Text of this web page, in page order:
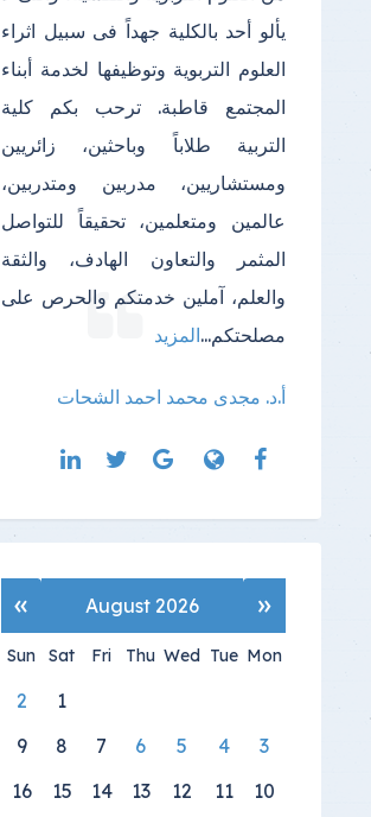
يألو أحد بالكلية جهداً فى سبيل اثراء
العلوم التربوية وتوظيفها لخدمة أبناء
المجتمع قاطبة. ترحب بكم كلية
التربية طلاباً وباحثين، زائريين
ومستشاريين، مدربين ومتدربين،
عالمين ومتعلمين، تحقيقاً للتواصل
المثمر والتعاون الهادف، والثقة
والعلم، آملين خدمتكم والحرص على
مصلحتكم...المزيد
أ.د. مجدى محمد احمد الشحات
«
August 2026
»
Mon
Tue
Wed
Thu
Fri
Sat
Sun
1
2
3
4
5
6
7
8
9
10
11
12
13
14
15
16